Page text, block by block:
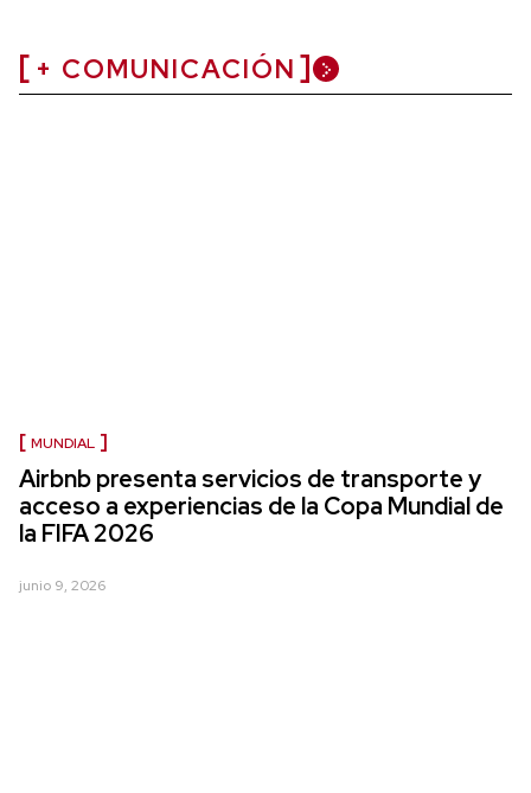
+ COMUNICACIÓN
MUNDIAL
Airbnb presenta servicios de transporte y
acceso a experiencias de la Copa Mundial de
la FIFA 2026
junio 9, 2026